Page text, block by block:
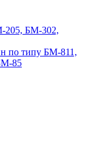
205, БМ-302,
по типу БМ-811,
85